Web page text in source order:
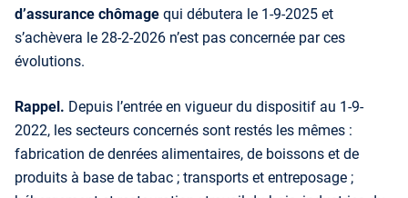
d’assurance chômage qui débutera le 1-9-2025 et
s’achèvera le 28-2-2026 n’est pas concernée par ces
évolutions.
Rappel. Depuis l’entrée en vigueur du dispositif au 1-9-
2022, les secteurs concernés sont restés les mêmes :
fabrication de denrées alimentaires, de boissons et de
produits à base de tabac ; transports et entreposage ;